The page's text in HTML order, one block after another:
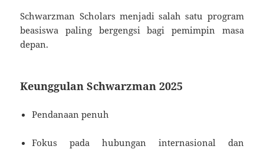
Schwarzman Scholars menjadi salah satu program
beasiswa paling bergengsi bagi pemimpin masa
depan.
Keunggulan Schwarzman 2025
Pendanaan penuh
Fokus pada hubungan internasional dan